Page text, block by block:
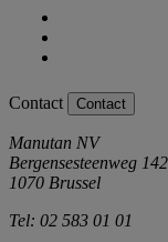
Contact Contact
Manutan NV
Bergensesteenweg
1070 Brussel
Tel: 02 583 01 01